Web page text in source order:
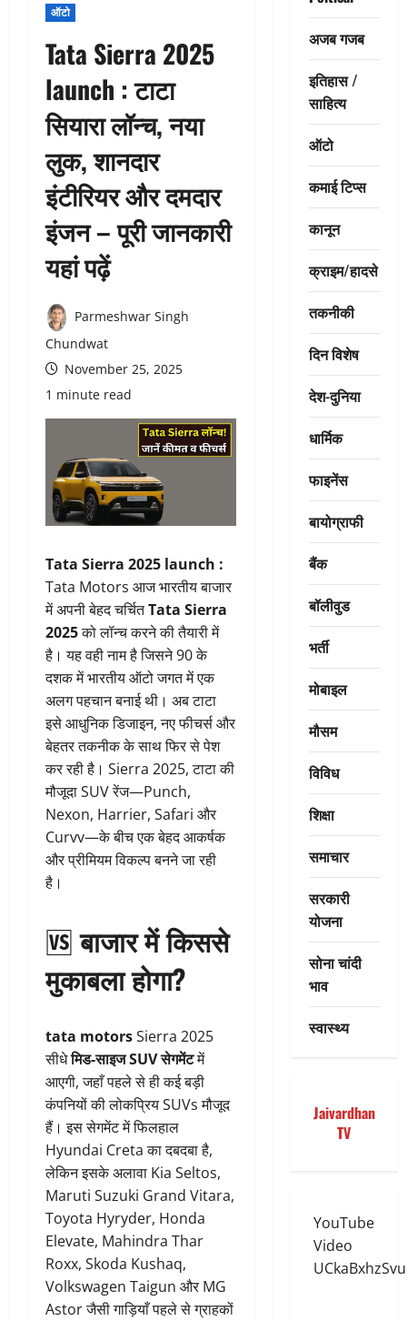
ऑटो
Tata Sierra 2025
launch : टाटा
सियारा लॉन्च, नया
लुक, शानदार
इंटीरियर और दमदार
इंजन – पूरी जानकारी
यहां पढ़ें
Parmeshwar Singh
Chundwat
November 25, 2025
1 minute read
Tata Sierra 2025 launch :
Tata Motors आज भारतीय बाजार
में अपनी बेहद चर्चितTata Sierra
2025को लॉन्च करने की तैयारी में
है। यह वही नाम है जिसने 90 के
दशक में भारतीय ऑटो जगत में एक
अलग पहचान बनाई थी। अब टाटा
इसे आधुनिक डिजाइन, नए फीचर्स और
बेहतर तकनीक के साथ फिर से पेश
कर रही है। Sierra 2025, टाटा की
मौजूदा SUV रेंज—Punch,
Nexon, Harrier, Safari और
Curvv—के बीच एक बेहद आकर्षक
और प्रीमियम विकल्प बनने जा रही
है।
🆚बाजार में किससे
मुकाबला होगा?
tata motorsSierra 2025
सीधेमिड-साइज SUV सेगमेंटमें
आएगी, जहाँ पहले से ही कई बड़ी
कंपनियों की लोकप्रिय SUVs मौजूद
हैं। इस सेगमेंट में फिलहाल
Hyundai Creta का दबदबा है,
लेकिन इसके अलावा Kia Seltos,
Maruti Suzuki Grand Vitara,
Toyota Hyryder, Honda
Elevate, Mahindra Thar
Roxx, Skoda Kushaq,
Volkswagen Taigun और MG
Astor जैसी गाड़ियाँ पहले से ग्राहकों
अजब गजब
इतिहास /
साहित्य
ऑटो
कमाई टिप्स
कानून
क्राइम/हादसे
तकनीकी
दिन विशेष
देश-दुनिया
धार्मिक
फाइनेंस
बायोग्राफी
बैंक
बॉलीवुड
भर्ती
मोबाइल
मौसम
विविध
शिक्षा
समाचार
सरकारी
योजना
सोना चांदी
भाव
स्वास्थ्य
Jaivardhan
TV
YouTube
Video